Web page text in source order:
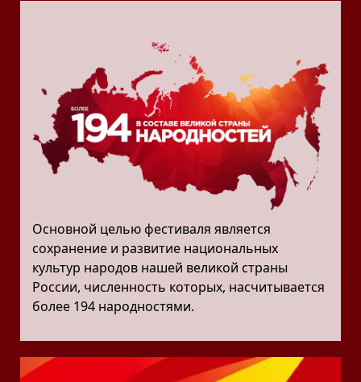
Основной целью фестиваля является
сохранение и развитие национальных
культур народов нашей великой страны
России, численность которых, насчитывается
более 194 народностями.